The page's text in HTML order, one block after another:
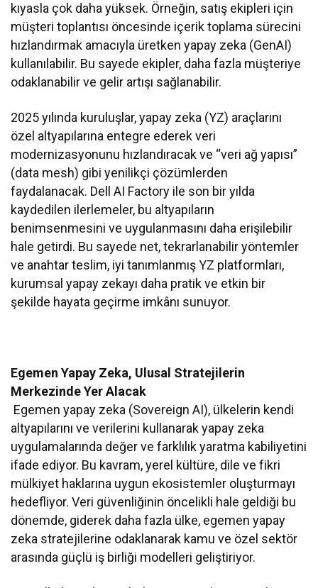
kıyasla çok daha yüksek. Örneğin, satış ekipleri için
müşteri toplantısı öncesinde içerik toplama sürecini
hızlandırmak amacıyla üretken yapay zeka (GenAI)
kullanılabilir. Bu sayede ekipler, daha fazla müşteriye
odaklanabilir ve gelir artışı sağlanabilir.
2025 yılında kuruluşlar, yapay zeka (YZ) araçlarını
özel altyapılarına entegre ederek veri
modernizasyonunu hızlandıracak ve “veri ağ yapısı”
(data mesh) gibi yenilikçi çözümlerden
faydalanacak. Dell AI Factory ile son bir yılda
kaydedilen ilerlemeler, bu altyapıların
benimsenmesini ve uygulanmasını daha erişilebilir
hale getirdi. Bu sayede net, tekrarlanabilir yöntemler
ve anahtar teslim, iyi tanımlanmış YZ platformları,
kurumsal yapay zekayı daha pratik ve etkin bir
şekilde hayata geçirme imkânı sunuyor.
Egemen Yapay Zeka, Ulusal Stratejilerin
Merkezinde Yer Alacak
Egemen yapay zeka (Sovereign AI), ülkelerin kendi
altyapılarını ve verilerini kullanarak yapay zeka
uygulamalarında değer ve farklılık yaratma kabiliyetini
ifade ediyor. Bu kavram, yerel kültüre, dile ve fikri
mülkiyet haklarına uygun ekosistemler oluşturmayı
hedefliyor. Veri güvenliğinin öncelikli hale geldiği bu
dönemde, giderek daha fazla ülke, egemen yapay
zeka stratejilerine odaklanarak kamu ve özel sektör
arasında güçlü iş birliği modelleri geliştiriyor.